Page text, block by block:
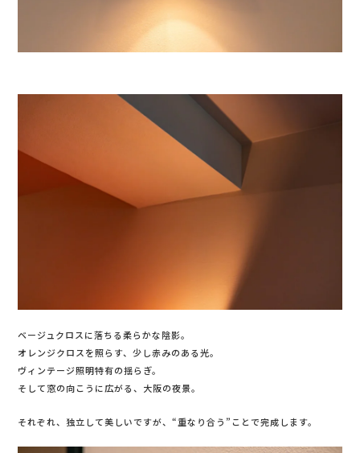
ベージュクロスに落ちる柔らかな陰影。
オレンジクロスを照らす、少し赤みのある光。
ヴィンテージ照明特有の揺らぎ。
そして窓の向こうに広がる、大阪の夜景。
それぞれ、独立して美しいですが、“重なり合う”ことで完成します。